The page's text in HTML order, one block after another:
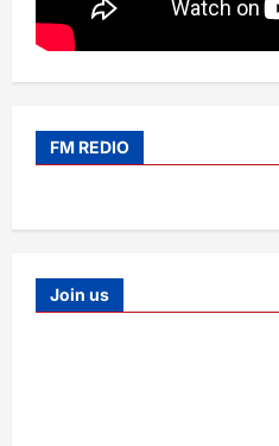
FM REDIO
Join us